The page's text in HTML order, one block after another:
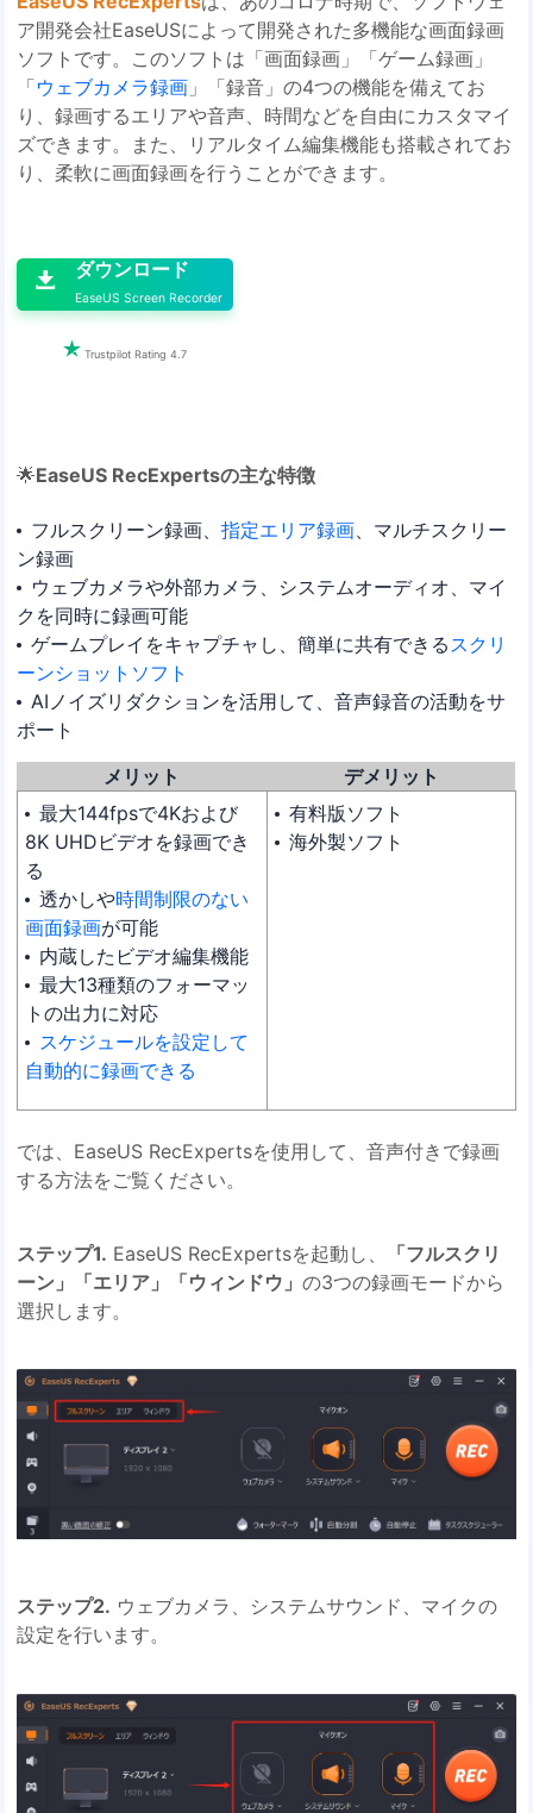
ア開発会社EaseUSによって開発された多機能な画面録画
ソフトです。このソフトは「画面録画」「ゲーム録画」
「ウェブカメラ録画 」「録音」の4つの機能を備えてお
り、録画するエリアや音声、時間などを自由にカスタマイ
ズできます。また、リアルタイム編集機能も搭載されてお
り、柔軟に画面録画を行うことができます。
 ダウンロード
EaseUS Screen Recorder
 Trustpilot Rating 4.7
🌟EaseUS RecExpertsの主な特徴
フルスクリーン録画、 指定エリア録画、マルチスクリー
ン録画
ウェブカメラや外部カメラ、システムオーディオ、マイ
クを同時に録画可能
ゲームプレイをキャプチャし、簡単に共有できる スクリ
ーンショットソフト
AIノイズリダクションを活用して、音声録音の活動をサ
ポート
メリット
デメリット
最大144fpsで4Kおよび
8K UHDビデオを録画でき
る
透かしや時間制限のない
画面録画が可能
内蔵したビデオ編集機能
最大13種類のフォーマッ
トの出力に対応
スケジュールを設定して
自動的に録画できる
有料版ソフト
海外製ソフト
では、EaseUS RecExpertsを使用して、音声付きで録画
する方法をご覧ください。
ステップ1. EaseUS RecExpertsを起動し、
「フルスクリ
ーン」「エリア」「ウィンドウ」の3つの録画モードから
選択します。
ステップ2. ウェブカメラ、システムサウンド、マイクの
設定を行います。